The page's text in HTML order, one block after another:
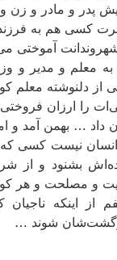
پدر و مادر و زن و
کسی هم به
آموختی
به معلم و مدیر و
از دلنوشته معلم
را ارزان فروختی
داد … بهمن آمد و
انسان نیست کسی که
بشنود و از
و مصلحت و هر
از اینکە
شوند …